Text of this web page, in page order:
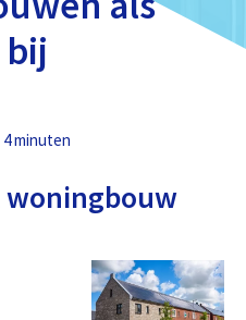
minuten
woningbouw